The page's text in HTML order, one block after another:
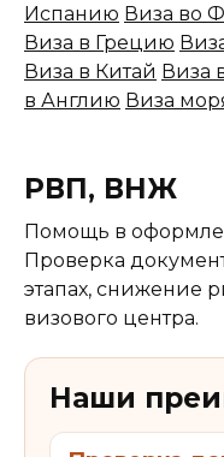
Испанию Виза во
Виза в Грецию
Виза в Китай Виза
в Англию Виза
РВП, ВНЖ
Помощь в
Проверка
этапах, снижение
визового центра.
Наши